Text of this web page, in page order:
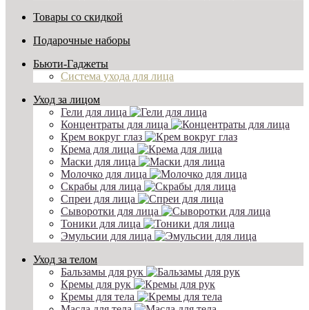
Товары со скидкой
Подарочные наборы
Бьюти-Гаджеты
Система ухода для лица
Уход за лицом
Гели для лица
Концентраты для лица
Крем вокруг глаз
Крема для лица
Маски для лица
Молочко для лица
Скрабы для лица
Спреи для лица
Сыворотки для лица
Тоники для лица
Эмульсии для лица
Уход за телом
Бальзамы для рук
Кремы для рук
Кремы для тела